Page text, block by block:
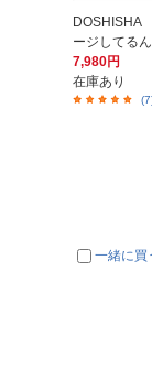
DOSHISHA
ージしてる
7,980円
在庫あり
一緒に買